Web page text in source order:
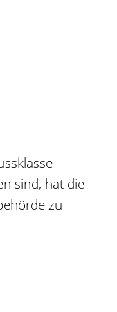
sind, hat die
zu